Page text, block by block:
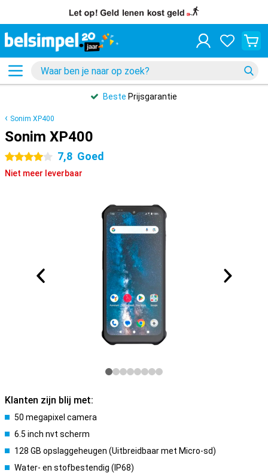
Beste Prijsgarantie
Sonim XP400
Sonim XP400
4 sterren 7,8 Goed
Niet meer leverbaar
Klanten zijn blij met:
50 megapixel camera
6.5 inch nvt scherm
128 GB opslaggeheugen (Uitbreidbaar met Micro-sd)
Water- en stofbestendig (IP68)